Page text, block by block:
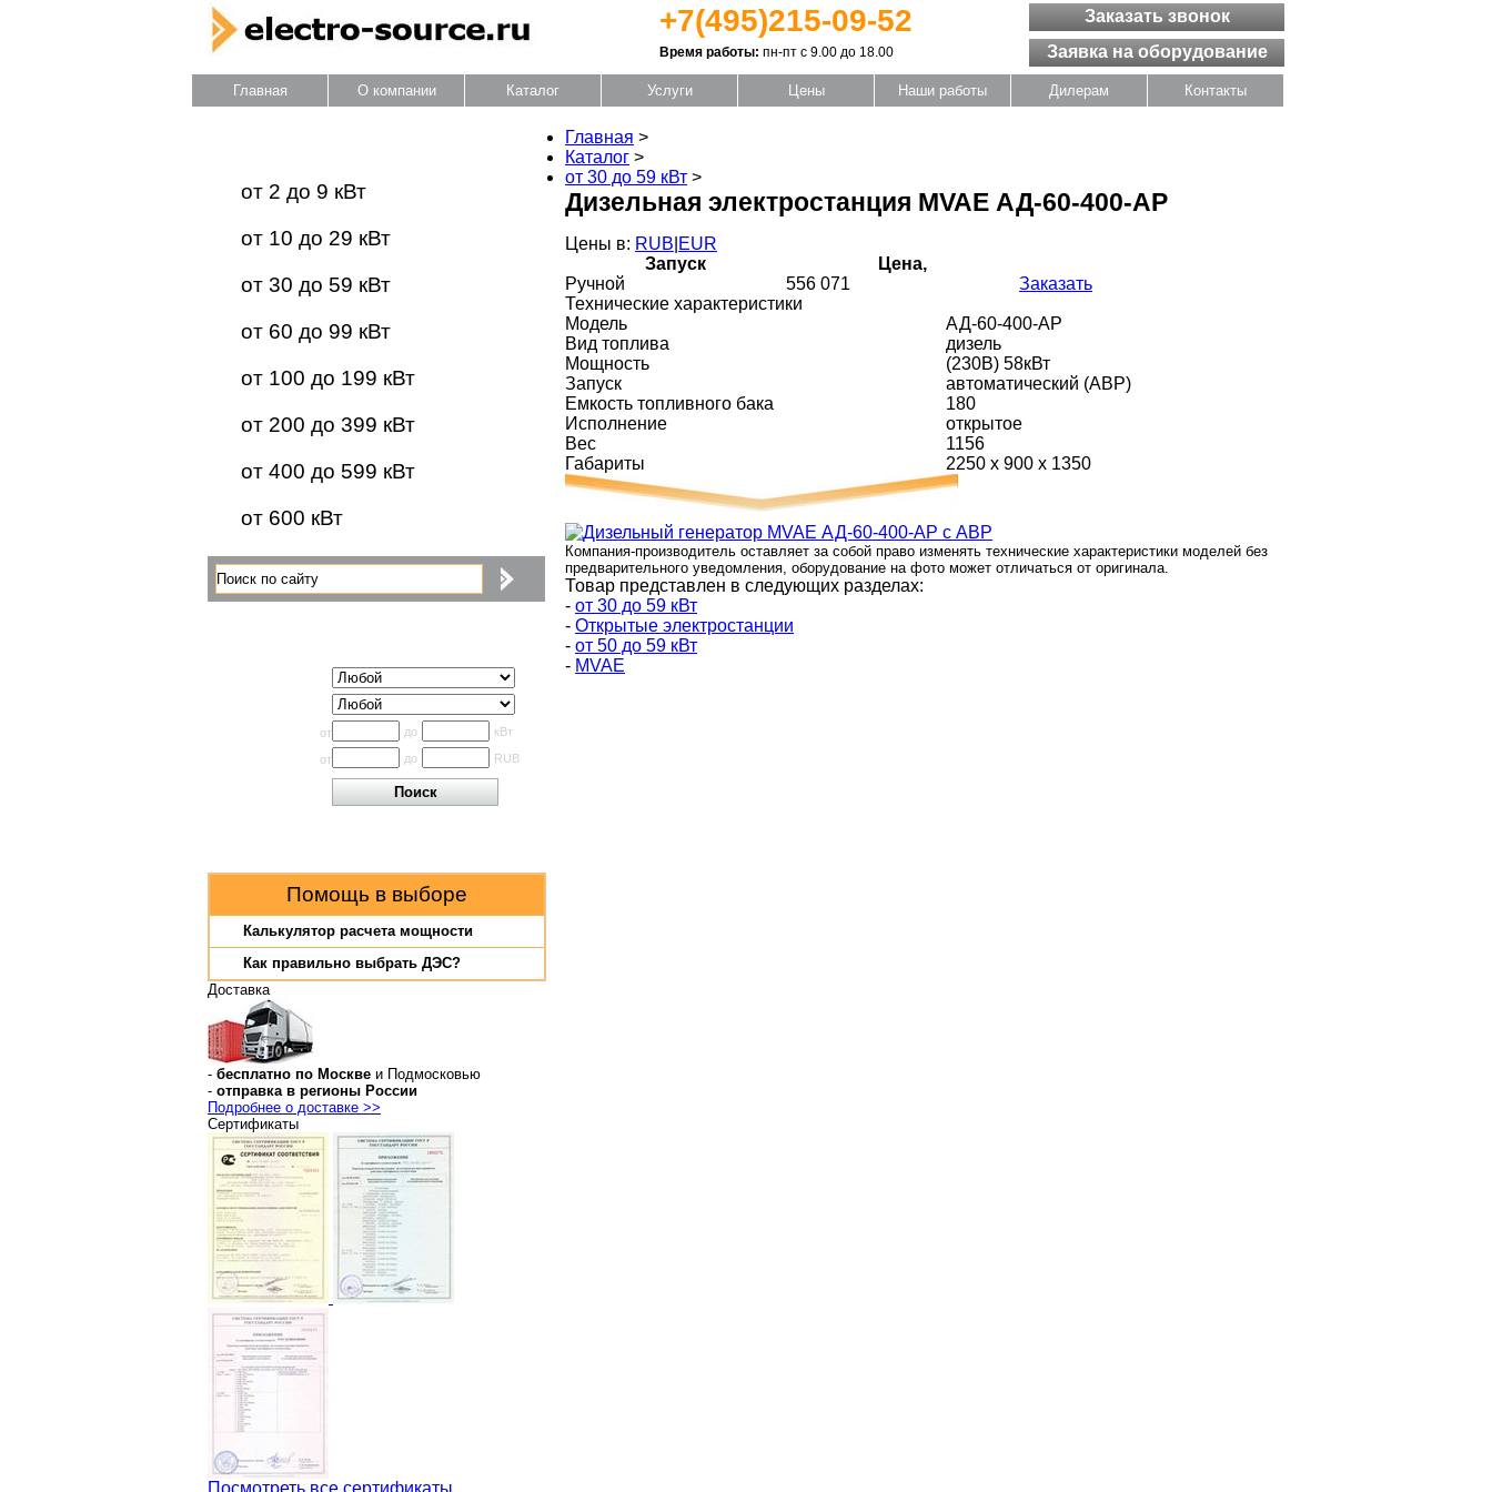
+7(495)215-09-52
Время работы: пн-пт с 9.00 до 18.00
Заказать звонок
Заявка на оборудование
Главная О компании Каталог Услуги Цены Наши работы Дилерам Контакты
от 2 до 9 кВт
от 10 до 29 кВт
от 30 до 59 кВт
от 60 до 99 кВт
от 100 до 199 кВт
от 200 до 399 кВт
от 400 до 599 кВт
от 600 кВт
от до кВт
от до RUB
Помощь в выборе
Калькулятор расчета мощности
Как правильно выбрать ДЭС?
Доставка
- бесплатно по Москве и Подмосковью
- отправка в регионы России
Подробнее о доставке >>
Сертификаты
Посмотреть все сертификаты
Главная >
Каталог >
от 30 до 59 кВт >
Дизельная электростанция MVAE АД-60-400-АР
Цены в: RUB EUR
Запуск
Цена,
Ручной
556 071
Заказать
Технические характеристики
Модель
АД-60-400-АР
Вид топлива
дизель
Мощность
(230В) 58кВт
Запуск
автоматический (АВР)
Емкость топливного бака
180
Исполнение
открытое
Вес
1156
Габариты
2250 х 900 х 1350
Компания-производитель оставляет за собой право изменять технические характеристики моделей без
предварительного уведомления, оборудование на фото может отличаться от оригинала.
Товар представлен в следующих разделах:
- от 30 до 59 кВт
- Открытые электростанции
- от 50 до 59 кВт
- MVAE